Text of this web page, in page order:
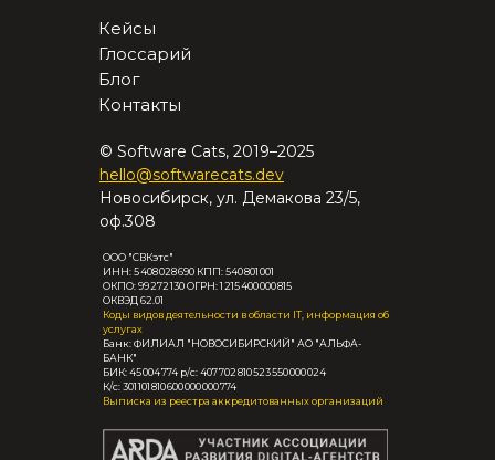
© Software Cats, 2019–2025
hello@softwarecats.dev
Новосибирск, ул. Демакова 23/5,
оф.308
ООО "СВКэтс"
ИНН: 5 408 028 690 КПП: 540 801 001
ОКПО: 99 272 130 ОГРН: 1 215 400 000 815
ОКВЭД 62.01
Коды видов деятельности в области IT, информация об
услугах
Банк: ФИЛИАЛ "НОВОСИБИРСКИЙ" АО "АЛЬФА-
БАНК"
БИК: 45 004 774 р/с: 407 702 810 523 550 000 024
К/с: 301 101 810 600 000 000 774
Выписка из реестра аккредитованных организаций
Кейсы
Глоссарий
Блог
Контакты